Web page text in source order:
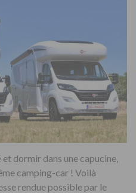
dormir dans une capucine,
camping-car ! Voilà
rendue possible par le